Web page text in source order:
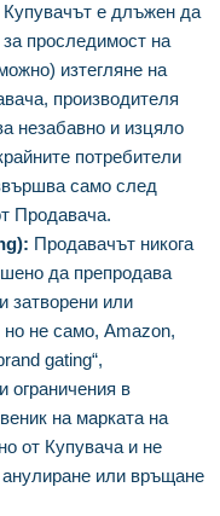
Купувачът е длъжен да
проследимост на
изтегляне на
производителя
незабавно и изцяло
потребители
само след
Продавача.
Продавачът никога
да препродава
затворени или
не само, Amazon,
gating“,
ограничения в
на марката на
от Купувача и не
или връщане